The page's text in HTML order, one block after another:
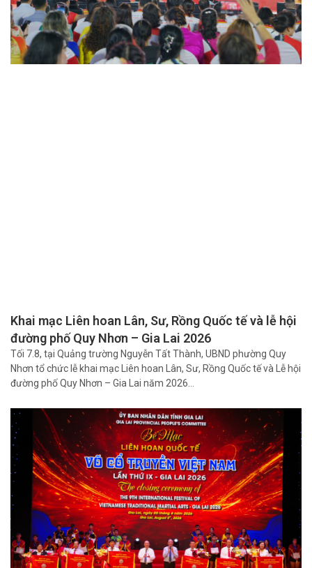
Khai mạc Liên hoan Lân, Sư, Rồng Quốc tế và lễ hội
đường phố Quy Nhơn – Gia Lai 2026
Tối 7.8, tại Quảng trường Nguyễn Tất Thành, UBND phường Quy
Nhơn tổ chức lễ khai mạc Liên hoan Lân, Sư, Rồng Quốc tế và Lễ hội
đường phố Quy Nhơn – Gia Lai năm 2026…